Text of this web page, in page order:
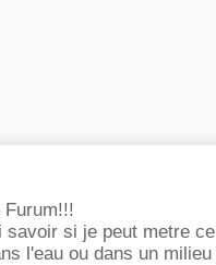
Furum!!!
savoir si je peut metre
l'eau ou dans un